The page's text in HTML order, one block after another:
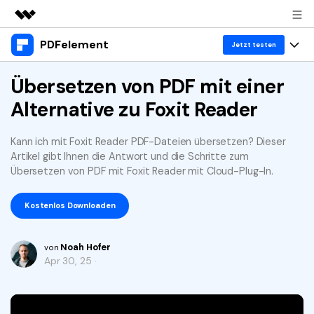
Top-Produkte
KI-gestützte digitale Kreativität
Dienstprogramme
Business
Überblick
Über uns
Presseraum
Support
PDFelement Jetzt testen
Produkte
Desktop
PDFelement für Windows
PDFelement für Mac
Mobile App
PDFelement für Android
Lösungen
Benutzer im Bildungswesen
PDF lesen
PDF kommentieren
PDF kombinieren
Ressourcen
Top PDF-Software
Mac-Software
10p+ Unternehmen
Übersetzen von PDF mit einer
Alternative zu Foxit Reader
Kann ich mit Foxit Reader PDF-Dateien übersetzen? Dieser
Artikel gibt Ihnen die Antwort und die Schritte zum
Übersetzen von PDF mit Foxit Reader mit Cloud-Plug-In.
Kostenlos Downloaden
von Noah Hofer
Apr 30, 25 ·